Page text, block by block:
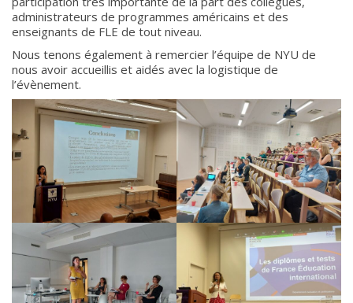
administrateurs de programmes américains et des
enseignants de FLE de tout niveau.
Nous tenons également à remercier l’équipe de NYU de
nous avoir accueillis et aidés avec la logistique de
l’évènement.